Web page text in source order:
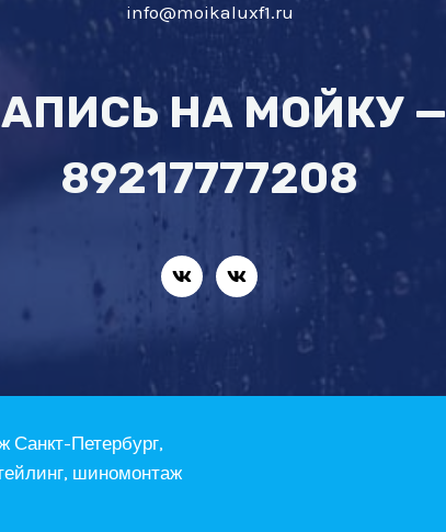
info@moikaluxf1.ru
НА МОЙКУ —
89217777208
Санкт-Петербург,
шиномонтаж